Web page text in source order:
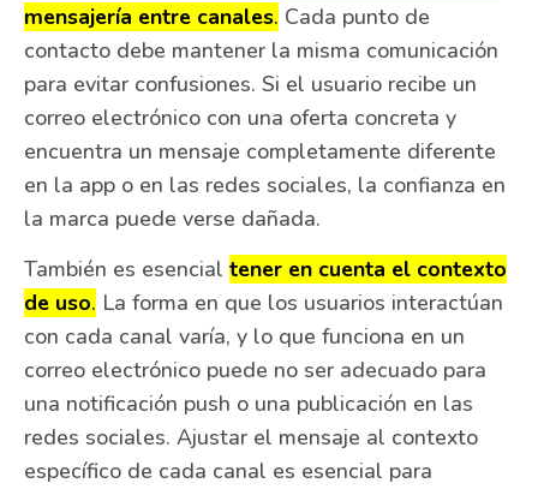
mensajería entre canales. Cada punto de
contacto debe mantener la misma comunicación
para evitar confusiones. Si el usuario recibe un
correo electrónico con una oferta concreta y
encuentra un mensaje completamente diferente
en la app o en las redes sociales, la confianza en
la marca puede verse dañada.
También es esencial tener en cuenta el contexto
de uso. La forma en que los usuarios interactúan
con cada canal varía, y lo que funciona en un
correo electrónico puede no ser adecuado para
una notificación push o una publicación en las
redes sociales. Ajustar el mensaje al contexto
específico de cada canal es esencial para